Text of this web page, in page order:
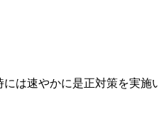
は速やかに是正対策を実施